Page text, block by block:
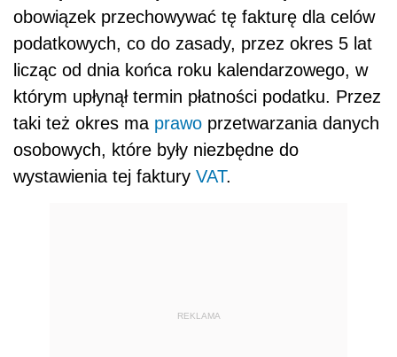
obowiązek przechowywać tę fakturę dla celów
podatkowych, co do zasady, przez okres 5 lat
licząc od dnia końca roku kalendarzowego, w
którym upłynął termin płatności podatku. Przez
taki też okres ma prawo przetwarzania danych
osobowych, które były niezbędne do
wystawienia tej faktury VAT.
REKLAMA